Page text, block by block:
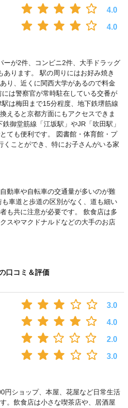
4.0
4.0
ーが2件、コンビニ2件、大手ドラッグ
あります。 駅の周りにはお好み焼き
り、近くに関西大学があるので料金
は警察官が常時駐在している交番が
は梅田まで15分程度、地下鉄堺筋線
えると京都方面にもアクセスできま
御堂筋線「江坂駅」やJR「吹田駅」
ても便利です。 図書館・体育館・プ
くことができ、特にお子さんがいる家
動車や自転車の交通量が多いのが難
車道と歩道の区別がなく、道も細い
も共に注意が必要です。 飲食店は多
スやマクドナルドなどの大手のお店
口コミ＆評価
3.0
4.0
2.0
3.0
円ショップ、本屋、花屋など日常生活
。飲食店は小さな喫茶店や、居酒屋